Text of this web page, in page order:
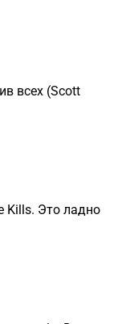
всех (Scott
Kills. Это ладно